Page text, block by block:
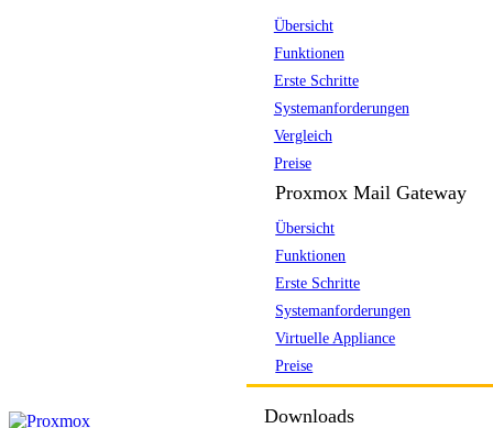
Übersicht
Funktionen
Erste Schritte
Systemanforderungen
Vergleich
Preise
Proxmox Mail Gateway
Übersicht
Funktionen
Erste Schritte
Systemanforderungen
Virtuelle Appliance
Preise
Downloads